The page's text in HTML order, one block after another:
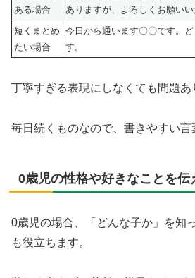
ある場合
ありますが、よろしくお願いい
短くまとめ
たい場合
今日から通います〇〇です。
す。
丁寧すぎる表現にしなくても問題あ
毎日続くものなので、書きやすい言
0歳児の性格や好きなことを伝
0歳児の場合、「どんな子か」を知
も役立ちます。